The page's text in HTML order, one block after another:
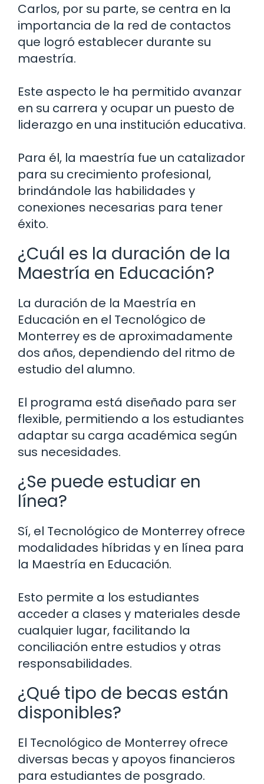
Carlos, por su parte, se centra en la
importancia de la red de contactos
que logró establecer durante su
maestría.
Este aspecto le ha permitido avanzar
en su carrera y ocupar un puesto de
liderazgo en una institución educativa.
Para él, la maestría fue un catalizador
para su crecimiento profesional,
brindándole las habilidades y
conexiones necesarias para tener
éxito.
¿Cuál es la duración de la
Maestría en Educación?
La duración de la Maestría en
Educación en el Tecnológico de
Monterrey es de aproximadamente
dos años, dependiendo del ritmo de
estudio del alumno.
El programa está diseñado para ser
flexible, permitiendo a los estudiantes
adaptar su carga académica según
sus necesidades.
¿Se puede estudiar en
línea?
Sí, el Tecnológico de Monterrey ofrece
modalidades híbridas y en línea para
la Maestría en Educación.
Esto permite a los estudiantes
acceder a clases y materiales desde
cualquier lugar, facilitando la
conciliación entre estudios y otras
responsabilidades.
¿Qué tipo de becas están
disponibles?
El Tecnológico de Monterrey ofrece
diversas becas y apoyos financieros
para estudiantes de posgrado.